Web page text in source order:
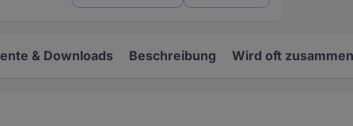
& Downloads Beschreibung Wird oft